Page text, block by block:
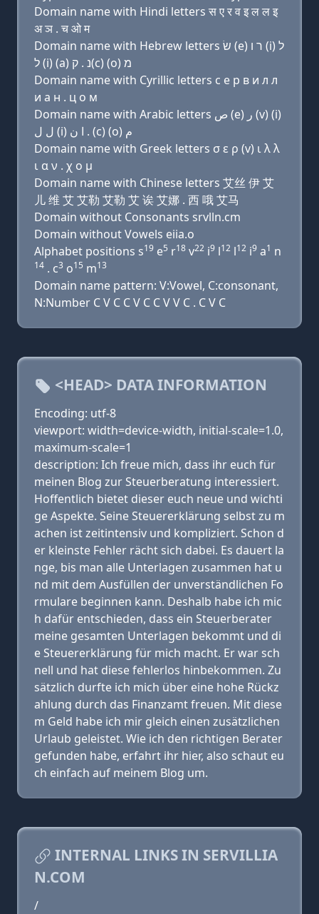
Domain name with Hindi letters स ए र व इ ल ल इ
अ ञ . च ओ म
Domain name with Hebrew letters שׂ (e) ר ו (i) ל
ל (i) (a) נ . ק(c) (ο) מ
Domain name with Cyrillic letters с e р в и л л
и a н . ц о м
Domain name with Arabic letters ﺹ (e) ﺭ (v) (i)
ﻝ ﻝ (i) ﺍ ﻥ . (c) (o) ﻡ
Domain name with Greek letters σ ε ρ (v) ι λ λ
ι α ν . χ ο μ
Domain name with Chinese letters 艾丝 伊 艾
儿 维 艾 艾勒 艾勒 艾 诶 艾娜 . 西 哦 艾马
Domain without Consonants srvlln.cm
Domain without Vowels eiia.o
Alphabet positions s19 e5 r18 v22 i9 l12 l12 i9 a1 n
14 . c3 o15 m13
Domain name pattern: V:Vowel, C:consonant,
N:Number C V C C V C C V V C . C V C
<HEAD> DATA INFORMATION
Encoding: utf-8
viewport: width=device-width, initial-scale=1.0,
maximum-scale=1
description: Ich freue mich, dass ihr euch für
meinen Blog zur Steuerberatung interessiert.
Hoffentlich bietet dieser euch neue und wichti
ge Aspekte. Seine Steuererklärung selbst zu m
achen ist zeitintensiv und kompliziert. Schon d
er kleinste Fehler rächt sich dabei. Es dauert la
nge, bis man alle Unterlagen zusammen hat u
nd mit dem Ausfüllen der unverständlichen Fo
rmulare beginnen kann. Deshalb habe ich mic
h dafür entschieden, dass ein Steuerberater
meine gesamten Unterlagen bekommt und di
e Steuererklärung für mich macht. Er war sch
nell und hat diese fehlerlos hinbekommen. Zu
sätzlich durfte ich mich über eine hohe Rückz
ahlung durch das Finanzamt freuen. Mit diese
m Geld habe ich mir gleich einen zusätzlichen
Urlaub geleistet. Wie ich den richtigen Berater
gefunden habe, erfahrt ihr hier, also schaut eu
ch einfach auf meinem Blog um.
INTERNAL LINKS IN SERVILLIA
N.COM
/